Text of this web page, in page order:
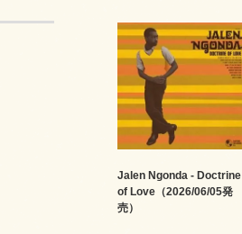
Jalen Ngonda - Doctrine
of Love（2026/06/05発
売）